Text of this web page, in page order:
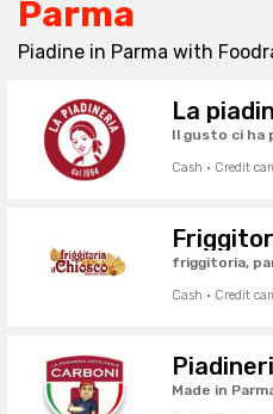
Parma
Piadine in Parma with
La
Il gusto ci ha
Cash · Credit
friggitoria,
Cash · Credit
Made in